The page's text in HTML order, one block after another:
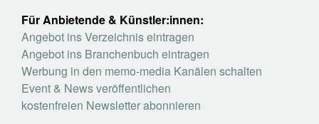
Für Anbietende & Künstler:innen:
Angebot ins Verzeichnis eintragen
Angebot ins Branchenbuch eintragen
Werbung in den memo-media Kanälen schalten
Event & News veröffentlichen
kostenfreien Newsletter abonnieren